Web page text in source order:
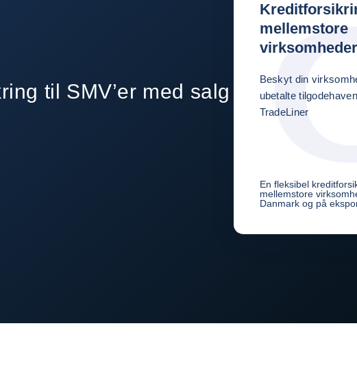
til SMV’er med salg
mellemstore
virksomheder
Beskyt din
ubetalte
TradeLiner
En fleksibel
mellemstore
Danmark og på